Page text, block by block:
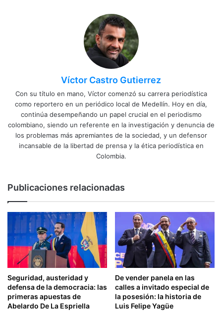
Víctor Castro Gutierrez
Con su título en mano, Víctor comenzó su carrera periodística
como reportero en un periódico local de Medellín. Hoy en día,
continúa desempeñando un papel crucial en el periodismo
colombiano, siendo un referente en la investigación y denuncia de
los problemas más apremiantes de la sociedad, y un defensor
incansable de la libertad de prensa y la ética periodística en
Colombia.
Publicaciones relacionadas
Seguridad, austeridad y
defensa de la democracia: las
primeras apuestas de
Abelardo De La Espriella
De vender panela en las
calles a invitado especial de
la posesión: la historia de
Luis Felipe Yagüe